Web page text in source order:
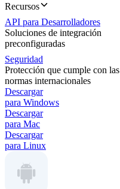
Recursos
API para Desarrolladores
Soluciones de integración
preconfiguradas
Seguridad
Protección que cumple con las
normas internacionales
Descargar
para Windows
Descargar
para Mac
Descargar
para Linux